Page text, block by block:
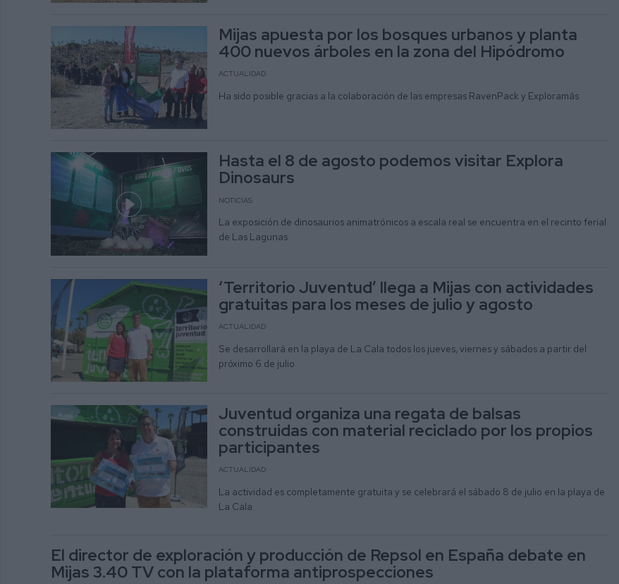
Mijas apuesta por los bosques urbanos y planta
400 nuevos árboles en la zona del Hipódromo
ACTUALIDAD
Ha sido posible gracias a la colaboración de las empresas RavenPack y Exploramás
Hasta el 8 de agosto podemos visitar Explora
Dinosaurs
NOTICIAS
La exposición de dinosaurios animatrónicos a escala real se encuentra en el recinto ferial
de Las Lagunas
‘Territorio Juventud’ llega a Mijas con actividades
gratuitas para los meses de julio y agosto
ACTUALIDAD
Se desarrollará en la playa de La Cala todos los jueves, viernes y sábados a partir del
próximo 6 de julio
Juventud organiza una regata de balsas
construidas con material reciclado por los propios
participantes
ACTUALIDAD
La actividad es completamente gratuita y se celebrará el sábado 8 de julio en la playa de
La Cala
El director de exploración y producción de Repsol en España debate en
Mijas 3.40 TV con la plataforma antiprospecciones